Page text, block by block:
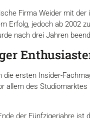
Firma Weider mit der
Erfolg, jedoch ab 2002
nach drei Jahren
die ersten Insider-
allem des Studiomarktes
der Fünfzigerjahre